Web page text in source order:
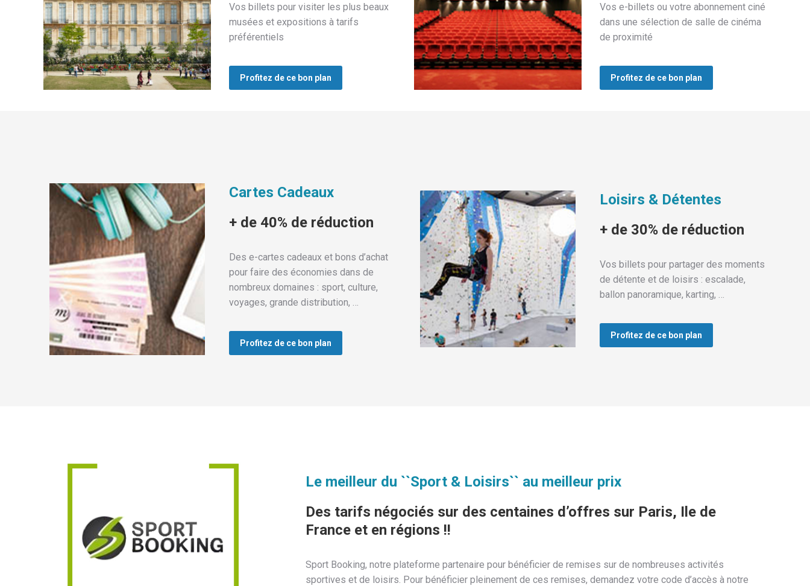
Vos billets pour visiter les plus beaux
musées et expositions à tarifs
préférentiels
Profitez de ce bon plan
Vos e-billets ou votre abonnement ciné
dans une sélection de salle de cinéma
de proximité
Profitez de ce bon plan
Cartes Cadeaux
+ de 40% de réduction
Des e-cartes cadeaux et bons d’achat
pour faire des économies dans de
nombreux domaines : sport, culture,
voyages, grande distribution, …
Profitez de ce bon plan
Loisirs & Détentes
+ de 30% de réduction
Vos billets pour partager des moments
de détente et de loisirs : escalade,
ballon panoramique, karting, …
Profitez de ce bon plan
Le meilleur du ``Sport & Loisirs`` au meilleur prix
Des tarifs négociés sur des centaines d’offres sur Paris, Ile de
France et en régions !!
Sport Booking, notre plateforme partenaire pour bénéficier de remises sur de nombreuses activités
sportives et de loisirs. Pour bénéficier pleinement de ces remises, demandez votre code d’accès à notre